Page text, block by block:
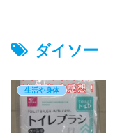
ダイソー
生活や身体